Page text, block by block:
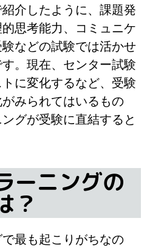
介したように、課題発
思考能力、コミュニケ
などの試験では活かせ
。現在、センター試験
に変化するなど、受験
みられてはいるもの
グが受験に直結すると
ーニングの
？
最も起こりがちなの